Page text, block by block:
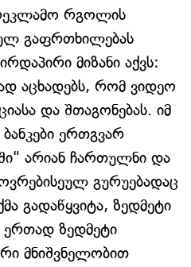
რგოლის
გაფრთხილებას
მიზანი აქვს:
აცხადებს, რომ ვიდეო
და შთაგონებას. იმ
ერთგვარ
არიან ჩართულნი და
გურუებადაც
გადაწყვიტა, ზედმეტი
ზედმეტი
მნიშვნელობით